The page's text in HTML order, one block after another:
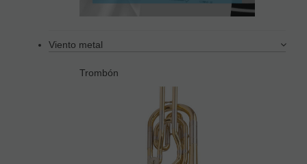
Viento metal
Trombón